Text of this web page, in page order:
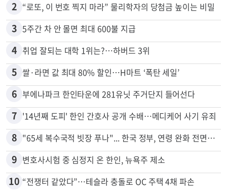
1 김원석 투자 사기 논란 고발 영상 파장
2 “로또, 이 번호 찍지 마라” 물리학자의 당첨금 높이는 비밀
3 5주간 차 안 몰면 최대 600불 지급
4 취업 잘되는 대학 1위는?…하버드 3위
5 쌀·라면 값 최대 80% 할인…H마트 ‘폭탄 세일’
6 부에나파크 한인타운에 281유닛 주거단지 들어선다
7 '14년째 도피' 한인 간호사 공개 수배…메디케어 사기 유죄
8
9 변호사시험 중 심정지 온 한인, 뉴욕주 제소